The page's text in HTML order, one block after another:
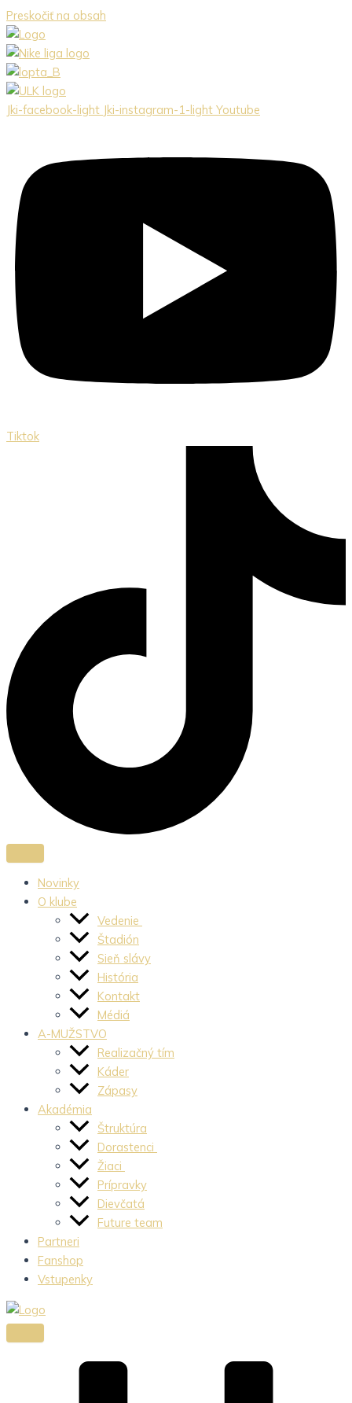
Preskočiť na obsah
Jki-facebook-light Jki-instagram-1-light Youtube
Tiktok
Novinky
O klube
Vedenie
Štadión
Sieň slávy
História
Kontakt
Médiá
A-MUŽSTVO
Realizačný tím
Káder
Zápasy
Akadémia
Štruktúra
Dorastenci
Žiaci
Prípravky
Dievčatá
Future team
Partneri
Fanshop
Vstupenky